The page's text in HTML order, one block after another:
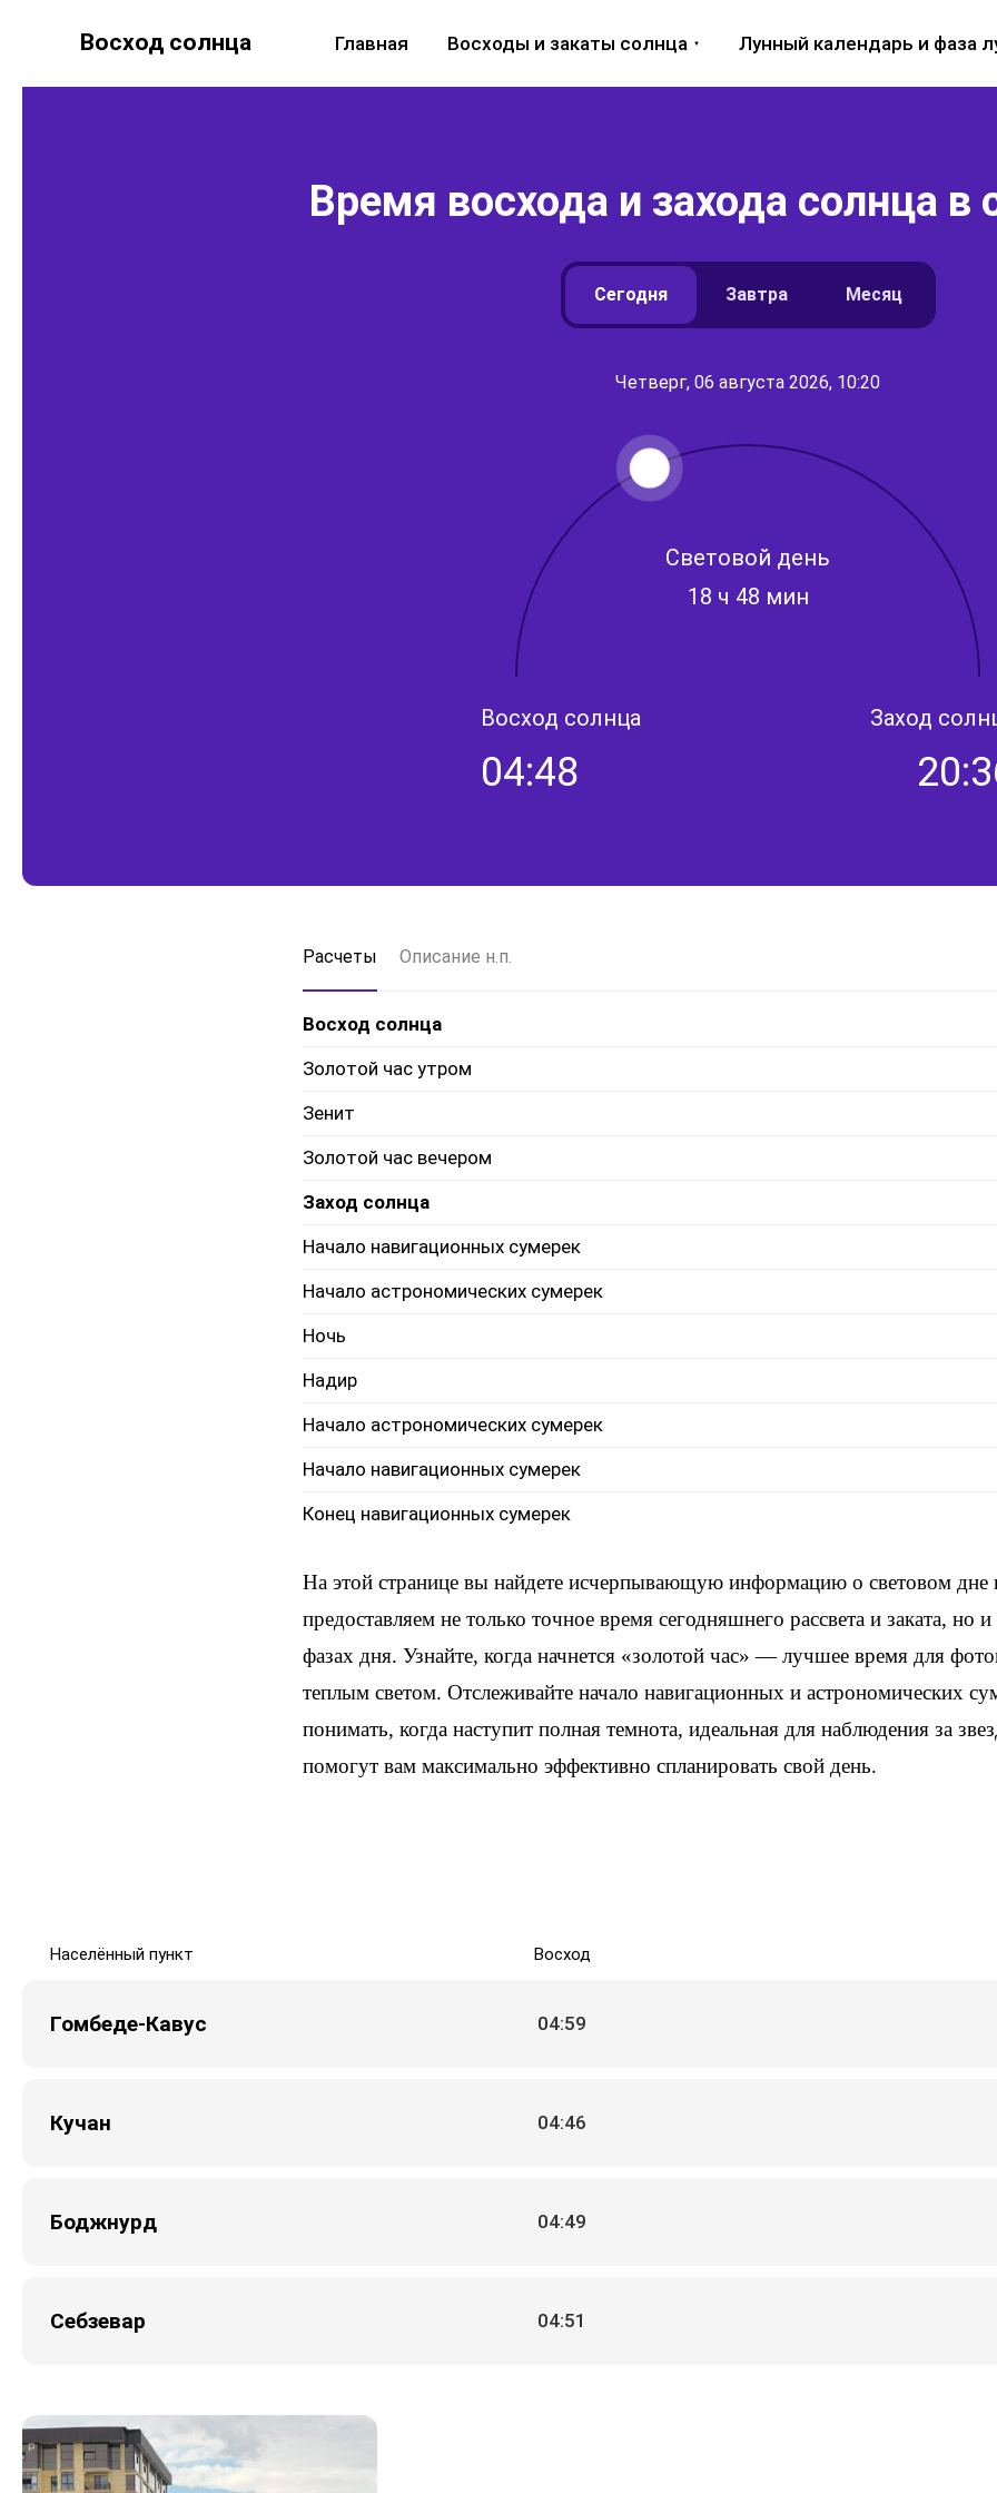
Восход солнца Главная Восходы и закаты солнца Лунный календарь и фаза
Время восхода и захода солнца в
Сегодня Завтра Месяц
Четверг, 06 августа 2026, 10:20
Световой день
18 ч 48 мин
Восход солнца
04:48
Заход
Расчеты Описание н.п.
Восход солнца
Золотой час утром
Зенит
Золотой час вечером
Заход солнца
Начало навигационных сумерек
Начало астрономических сумерек
Ночь
Надир
Начало астрономических сумерек
Начало навигационных сумерек
Конец навигационных сумерек
На этой странице вы найдете исчерпывающую информацию о световом
предоставляем не только точное время сегодняшнего рассвета и заката, но
фазах дня. Узнайте, когда начнется «золотой час» — лучшее время для
теплым светом. Отслеживайте начало навигационных и астрономических
понимать, когда наступит полная темнота, идеальная для наблюдения за
помогут вам максимально эффективно спланировать свой день.
Населённый пункт Восход
Гомбеде-Кавус 04:59
Кучан 04:46
Боджнурд 04:49
Себзевар 04:51